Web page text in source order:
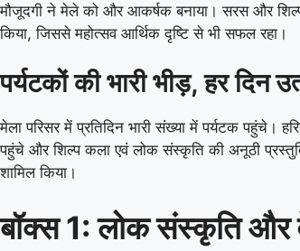
मौजूदगी ने मेले को और आकर्षक बनाया। सरस और
किया, जिससे महोत्सव आर्थिक दृष्टि से भी सफल रहा।
पर्यटकों की भारी भीड़, हर दिन
मेला परिसर में प्रतिदिन भारी संख्या में पर्यटक पहुंचे।
पहुंचे और शिल्प कला एवं लोक संस्कृति की अनूठी
शामिल किया।
बॉक्स 1: लोक संस्कृति और